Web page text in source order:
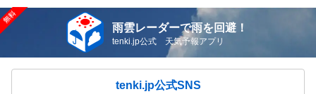
雨雲レーダーで雨を回避！
tenki.jp公式 天気予報アプリ
tenki.jp公式SNS